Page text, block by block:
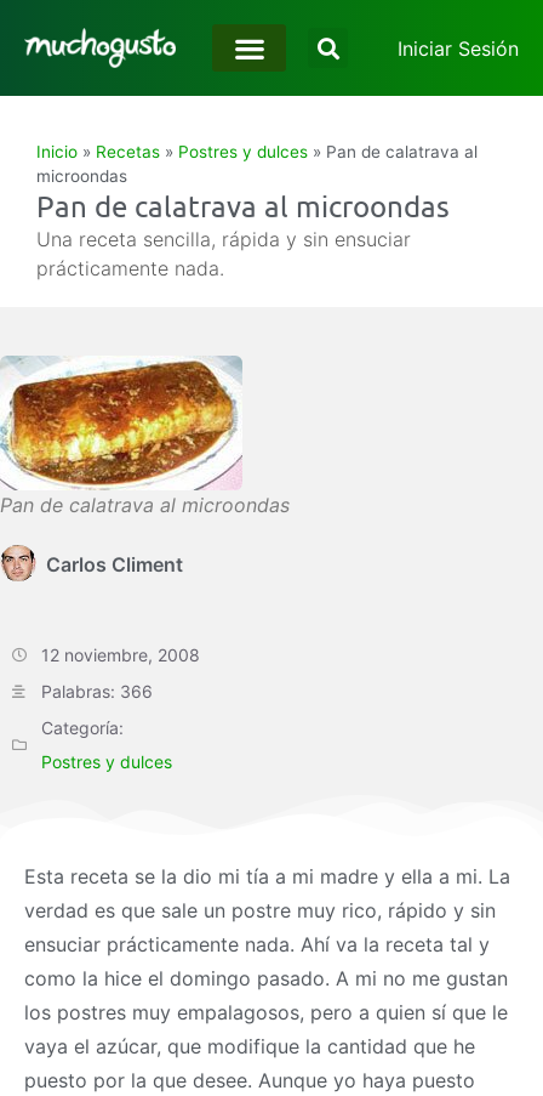
Iniciar Sesión
Inicio » Recetas » Postres y dulces » Pan de calatrava al
microondas
Pan de calatrava al microondas
Una receta sencilla, rápida y sin ensuciar
prácticamente nada.
Pan de calatrava al microondas
Carlos Climent
12 noviembre, 2008
Palabras: 366
Categoría:
Postres y dulces
Esta receta se la dio mi tía a mi madre y ella a mi. La
verdad es que sale un postre muy rico, rápido y sin
ensuciar prácticamente nada. Ahí va la receta tal y
como la hice el domingo pasado. A mi no me gustan
los postres muy empalagosos, pero a quien sí que le
vaya el azúcar, que modifique la cantidad que he
puesto por la que desee. Aunque yo haya puesto